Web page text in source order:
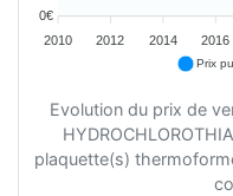
0€
2010
2012 2014 2016
Prix
Evolution du prix de
plaquette(s)